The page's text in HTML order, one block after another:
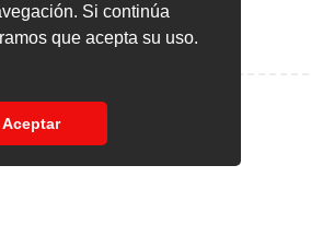
Si continúa
que acepta su uso.
Aceptar